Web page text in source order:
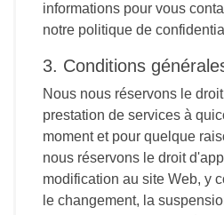
informations pour vous
notre politique de
3. Conditions
Nous nous réservons le
prestation de services à
moment et pour quelque
nous réservons le droit
modification au site Web, y
le changement, la